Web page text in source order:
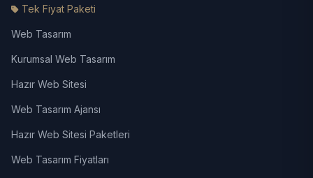
Tek Fiyat Paketi
Web Tasarım
Kurumsal Web Tasarım
Hazır Web Sitesi
Web Tasarım Ajansı
Hazır Web Sitesi Paketleri
Web Tasarım Fiyatları